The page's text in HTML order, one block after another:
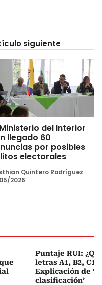
siguiente
del Interior
llegado 60
por posibles
electorales
Quintero Rodríguez
2026
Puntaje RUI:
letras A1, B2, C1
Explicación de
clasificación’